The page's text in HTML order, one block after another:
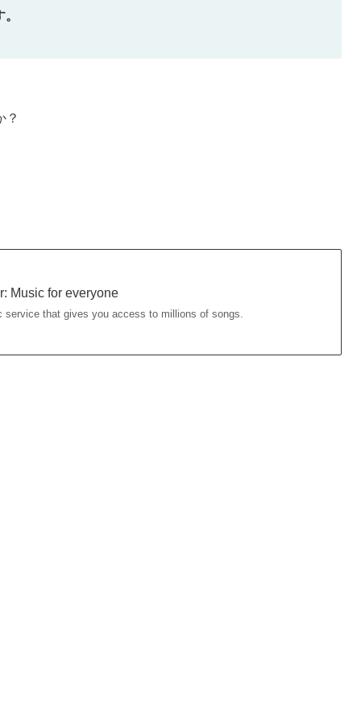
？
Music for everyone
service that gives you access to millions of songs.